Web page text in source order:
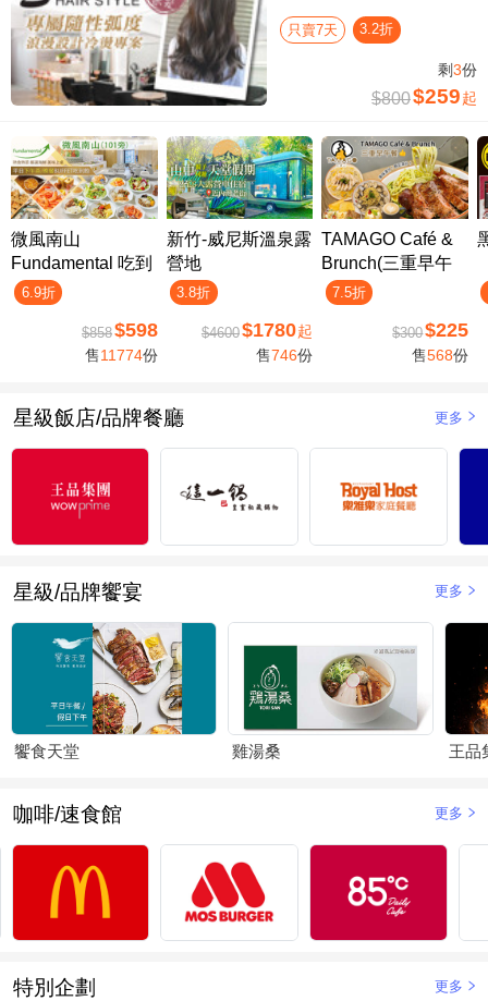
只賣7天 3.2折
剩3份
$800$259 起
微風南山
Fundamental 吃到
飽6.9折
$858$598
售11774份
新竹-威尼斯溫泉露
營地
3.8折
$4600$1780起
售746份
TAMAGO Café &
Brunch(三重早午
餐)
7.5折
$300$225
售568份
星級飯店/品牌餐廳 更多
星級/品牌饗宴 更多
饗食天堂 雞湯桑 王品
咖啡/速食館 更多
特別企劃 更多